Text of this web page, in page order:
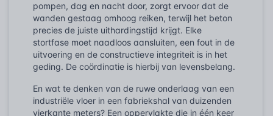
pompen, dag en nacht door, zorgt ervoor dat de
wanden gestaag omhoog reiken, terwijl het beton
precies de juiste uithardingstijd krijgt. Elke
stortfase moet naadloos aansluiten, een fout in de
uitvoering en de constructieve integriteit is in het
geding. De coördinatie is hierbij van levensbelang.
En wat te denken van de ruwe onderlaag van een
industriële vloer in een fabriekshal van duizenden
vierkante meters? Een oppervlakte die in één keer